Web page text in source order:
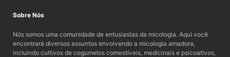
Sobre Nós
Nós somos uma comunidade de entusiastas da micologia. Aqui você
encontrará diversos assuntos envolvendo a micologia amadora,
incluindo cultivos de cogumelos comestíveis, medicinais e psicoativos,